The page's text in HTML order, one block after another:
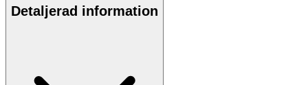
Detaljerad information